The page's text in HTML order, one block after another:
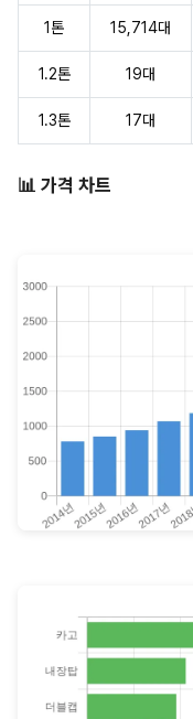
1톤 15,714대
1.2톤 19대
1.3톤 17대
📊 가격 차트